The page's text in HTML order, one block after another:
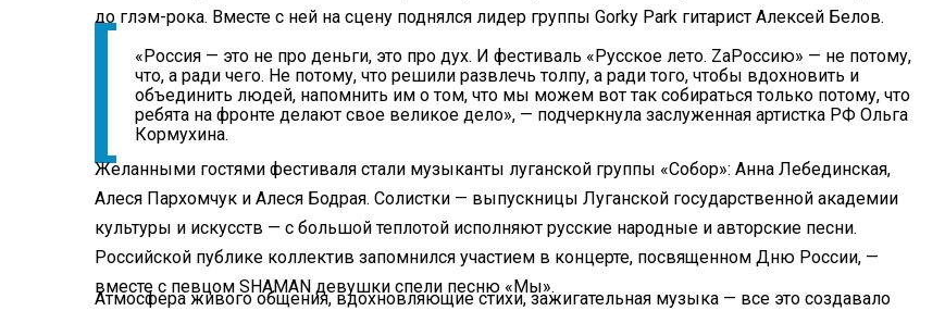
до глэм-рока. Вместе с ней на сцену поднялся лидер группы Gorky Park гитарист Алексей Белов.
«Россия — это не про деньги, это про дух. И фестиваль «Русское лето. ZаРоссию» — не потому,
что, а ради чего. Не потому, что решили развлечь толпу, а ради того, чтобы вдохновить и
объединить людей, напомнить им о том, что мы можем вот так собираться только потому, что
ребята на фронте делают свое великое дело», — подчеркнула заслуженная артистка РФ Ольга
Кормухина.
Желанными гостями фестиваля стали музыканты луганской группы «Собор»: Анна Лебединская,
Алеся Пархомчук и Алеся Бодрая. Солистки — выпускницы Луганской государственной академии
культуры и искусств — с большой теплотой исполняют русские народные и авторские песни.
Российской публике коллектив запомнился участием в концерте, посвященном Дню России, —
вместе с певцом SHAMAN девушки спели песню «Мы».
Атмосфера живого общения, вдохновляющие стихи, зажигательная музыка — все это создавало